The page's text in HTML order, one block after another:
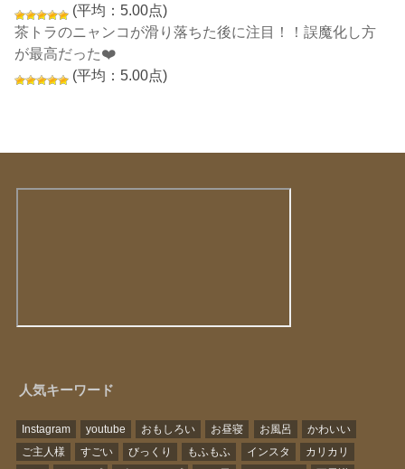
(平均：5.00点)
茶トラのニャンコが滑り落ちた後に注目！！誤魔化し方
が最高だった❤️
(平均：5.00点)
人気キーワード
Instagram youtube おもしろい お昼寝 お風呂
かわいい
ご主人様
すごい びっくり もふもふ インスタ
カリカリ